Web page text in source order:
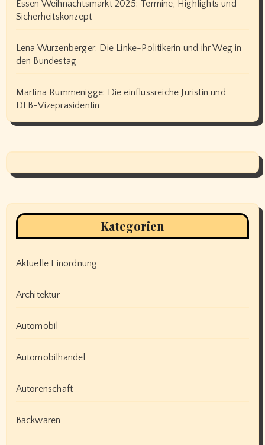
Essen Weihnachtsmarkt 2025: Termine, Highlights und
Sicherheitskonzept
Lena Wurzenberger: Die Linke-Politikerin und ihr Weg in
den Bundestag
Martina Rummenigge: Die einflussreiche Juristin und
DFB-Vizepräsidentin
Kategorien
Aktuelle Einordnung
Architektur
Automobil
Automobilhandel
Autorenschaft
Backwaren